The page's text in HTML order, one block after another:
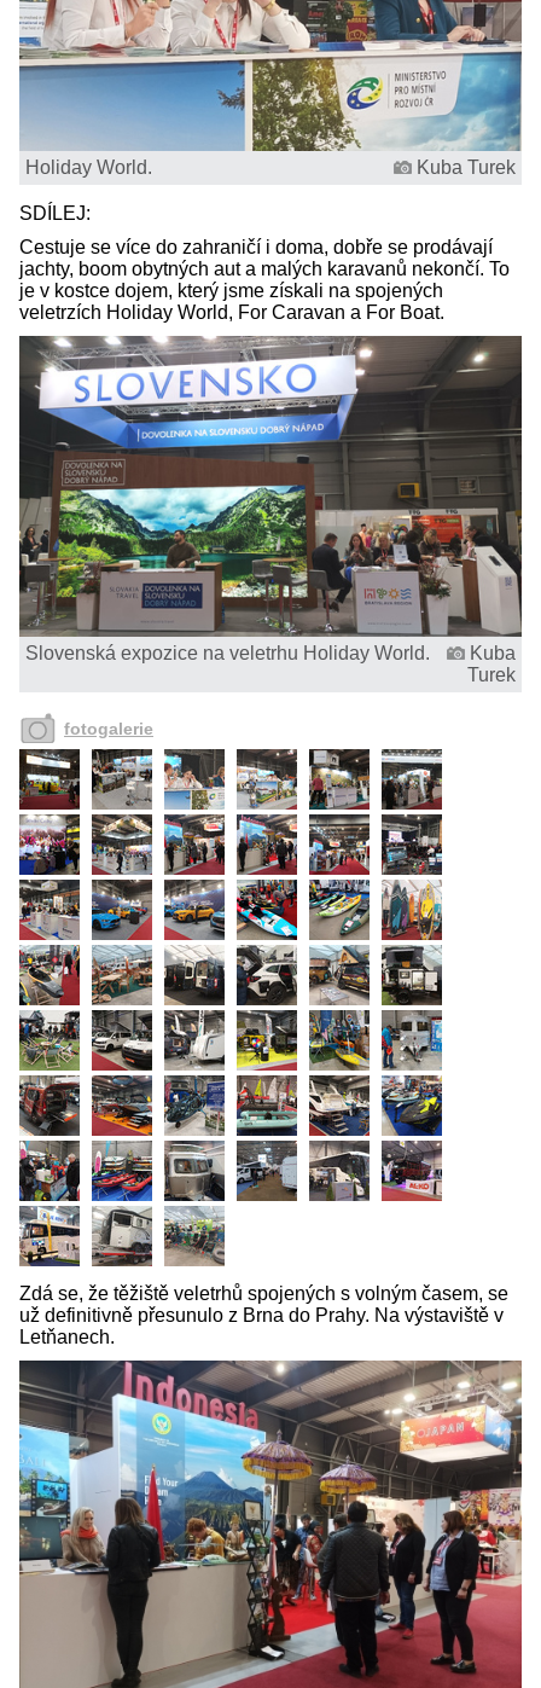
Holiday World. Kuba Turek
SDÍLEJ:
Cestuje se více do zahraničí i doma, dobře se prodávají
jachty, boom obytných aut a malých karavanů nekončí. To
je v kostce dojem, který jsme získali na spojených
veletrzích Holiday World, For Caravan a For Boat.
Slovenská expozice na veletrhu Holiday World.
Kuba
Turek
fotogalerie
Zdá se, že těžiště veletrhů spojených s volným časem, se
už definitivně přesunulo z Brna do Prahy. Na výstaviště v
Letňanech.